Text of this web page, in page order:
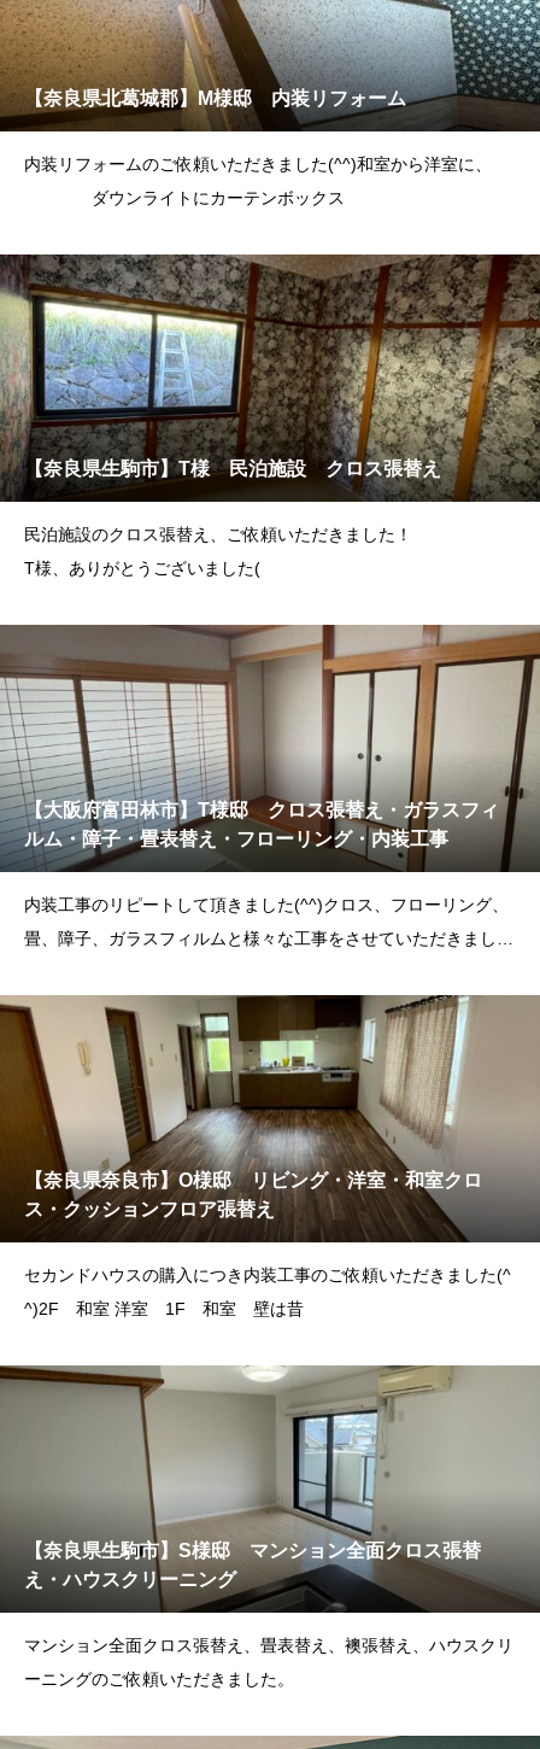
【奈良県北葛城郡】M様邸 内装リフォーム
内装リフォームのご依頼いただきました(^^)和室から洋室に、
ダウンライトにカーテンボックス
【奈良県生駒市】T様 民泊施設 クロス張替え
民泊施設のクロス張替え、ご依頼いただきました！
T様、ありがとうございました(
【大阪府富田林市】T様邸 クロス張替え・ガラスフィ
ルム・障子・畳表替え・フローリング・内装工事
内装工事のリピートして頂きました(^^)クロス、フローリング、
畳、障子、ガラスフィルムと様々な工事をさせていただきまし
【奈良県奈良市】O様邸 リビング・洋室・和室クロ
ス・クッションフロア張替え
セカンドハウスの購入につき内装工事のご依頼いただきました(^
^)2F 和室 洋室 1F 和室 壁は昔
【奈良県生駒市】S様邸 マンション全面クロス張替
え・ハウスクリーニング
マンション全面クロス張替え、畳表替え、襖張替え、ハウスクリ
ーニングのご依頼いただきました。